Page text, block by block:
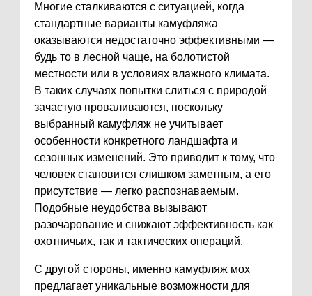
Многие сталкиваются с ситуацией, когда
стандартные варианты камуфляжа
оказываются недостаточно эффективными —
будь то в лесной чаще, на болотистой
местности или в условиях влажного климата.
В таких случаях попытки слиться с природой
зачастую проваливаются, поскольку
выбранный камуфляж не учитывает
особенности конкретного ландшафта и
сезонных изменений. Это приводит к тому, что
человек становится слишком заметным, а его
присутствие — легко распознаваемым.
Подобные неудобства вызывают
разочарование и снижают эффективность как
охотничьих, так и тактических операций.
С другой стороны, именно камуфляж мох
предлагает уникальные возможности для